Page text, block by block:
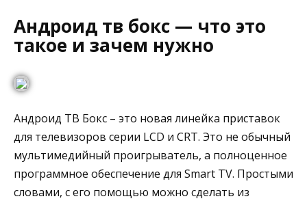
Андроид тв бокс — что это
такое и зачем нужно
Андроид ТВ Бокс – это новая линейка приставок
для телевизоров серии LCD и CRT. Это не обычный
мультимедийный проигрыватель, а полноценное
программное обеспечение для Smart TV. Простыми
словами, с его помощью можно сделать из